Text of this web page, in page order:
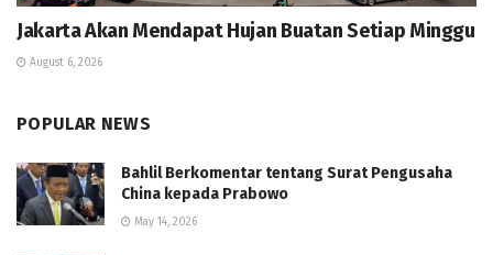
Jakarta Akan Mendapat Hujan Buatan Setiap Minggu
August 6, 2026
POPULAR NEWS
Bahlil Berkomentar tentang Surat Pengusaha
China kepada Prabowo
May 14, 2026